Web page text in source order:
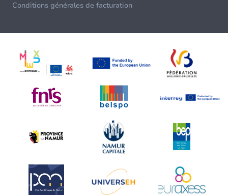
Conditions générales de facturation